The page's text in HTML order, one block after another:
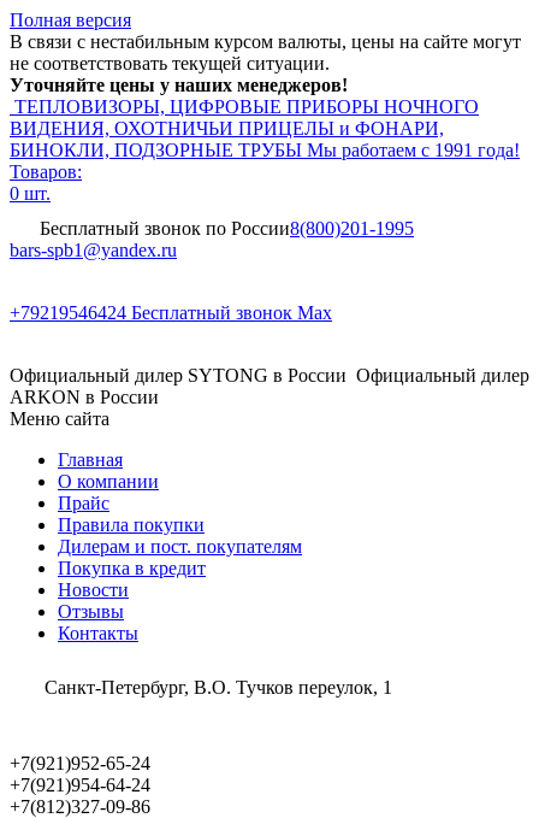
Полная версия
В связи с нестабильным курсом валюты, цены на сайте могут
не соответствовать текущей ситуации.
Уточняйте цены у наших менеджеров!
ТЕПЛОВИЗОРЫ, ЦИФРОВЫЕ ПРИБОРЫ НОЧНОГО
ВИДЕНИЯ, ОХОТНИЧЬИ ПРИЦЕЛЫ и ФОНАРИ,
БИНОКЛИ, ПОДЗОРНЫЕ ТРУБЫ Мы работаем с 1991 года!
Товаров:
0 шт.
Бесплатный звонок по России8(800)201-1995
bars-spb1@yandex.ru
+79219546424 Бесплатный звонок Max
Официальный дилер SYTONG в России Официальный дилер
ARKON в России
Меню сайта
Главная
О компании
Прайс
Правила покупки
Дилерам и пост. покупателям
Покупка в кредит
Новости
Отзывы
Контакты
Санкт-Петербург, В.О. Тучков переулок, 1
+7(921)952-65-24
+7(921)954-64-24
+7(812)327-09-86